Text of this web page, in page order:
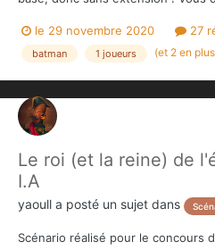
ville (comment ca, vous n'avez pas
campagne en 4 scénarios. Masi
le 29 novembre 2020 27
batman 1 joueurs (et 2 en
Le roi (et la reine) de
I.A
yaoull a posté un sujet dans
Scénario réalisé pour le concours